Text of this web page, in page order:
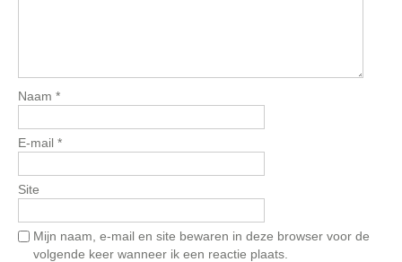
Naam *
E-mail *
Site
Mijn naam, e-mail en site bewaren in deze browser voor de
volgende keer wanneer ik een reactie plaats.